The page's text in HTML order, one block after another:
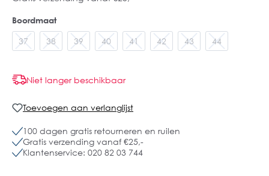
Boordmaat
37 38 39 40 41 42 43 44
Niet langer beschikbaar
Toevoegen aan verlanglijst
100 dagen gratis retourneren en ruilen
Gratis verzending vanaf €25,-
Klantenservice: 020 82 03 744